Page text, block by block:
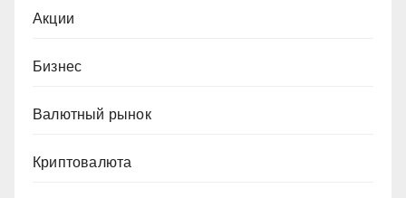
Акции
Бизнес
Валютный рынок
Криптовалюта